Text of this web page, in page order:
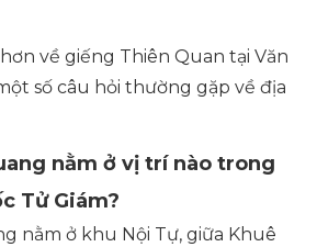
về giếng Thiên Quan tại Văn
số câu hỏi thường gặp về địa
nằm ở vị trí nào trong
Tử Giám?
nằm ở khu Nội Tự, giữa Khuê